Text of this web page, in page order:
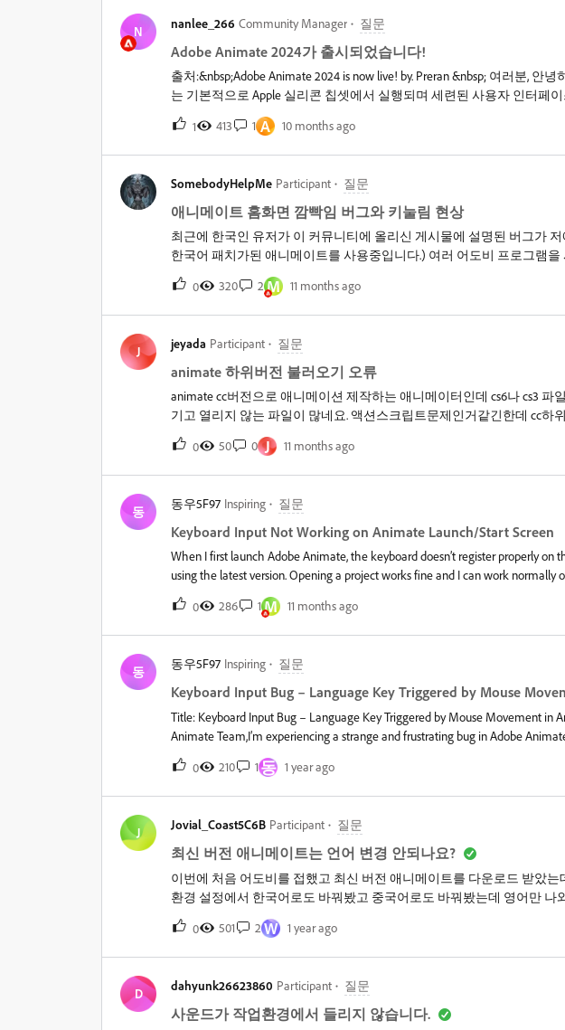
애플리케이션의 적극적인 개발 우선순위를 낮추는 경우, 해당 애플리케
는 유지보수 모드로 전환하는 방식을 취합니다. 유지보수 모드에서는 애
으며 보안 및 버그 수정은 계속 제공되지만 새로운 기능은 추가되지 않
아가 제품 판매를 중단하기로 결정한다면, 커뮤니티와 긴밀히 협력하
준비 시간을 제공하고, 커뮤니티가 콘텐츠에 장기적으로 계속 접근할
다. Adobe Animate의 현재 상태Adobe Animate는 유지보수 모드에 들어갔
내해 드린 Adobe Animate의 상태, 일정 및 이용 가능 여부에 대한 내용과
고객 모두에게 계속해서 제공될 예정입니다 . 장기적인 콘텐츠/파일 접근
N
nanlee_266 Community Manager 질문
Adobe Animate 2024가 출시되었습니다!
출처:&nbsp;Adobe Animate 2024 is now live! by. Preran &nbsp; 여러분, 안
는 기본적으로 Apple 실리콘 칩셋에서 실행되며 세련된 사용자 인터페이스와 함께 제공됩니다.&nbsp; 중
요한 버그 수정, 안정성 개선 사항이 있으며 모든 사용자에게 권장됩니
다.https://helpx.adobe.com/kr/animate/release-notes.html &nbsp; 감사합니다
1 413 1 A 10 months ago
SomebodyHelpMe Participant 질문
애니메이트 홈화면 깜빡임 버그와 키눌림 현상
최근에 한국인 유저가 이 커뮤니티에 올리신 게시물에 설명된 버그가
한국어 패치가된 애니메이트를 사용중입니다.) 여러 어도비 프로그램을
만 버그가 발견됬습니다. 다른 프로그램과 비교하자면 포토샵, 일러스트
여 실행시키면 정상적으로 충돌하지않고 켜지지만 애니메이트는 클릭
터 바탕화면에 있는 모든앱 깜빡거리며 켜지고 애니메이트 홈화면에선
리얼 링크 광고에 깜빡임 버그가 생깁니다. 다른 버전으로 다시 설치해봐
고로 타블렛과 마우스전선을 다 빼봐도 이렇습니다.크랙버전이 아닌 정
래픽과 램도 사향이 높습니다. 정말 급합니다. 고칠 수 있는 방법이 없을
개인 정보가 삭제 되었습니다.&nbsp;
0 320 2 M 11 months ago
J
jeyada Participant 질문
animate 하위버전 불러오기 오류
animate cc버전으로 애니메이션 제작하는 애니메이터인데 cs6나 cs3 파
기고 열리지 않는 파일이 많네요. 액션스크립트문제인거같긴한데 cc하
잘 열렸는데 최근 업데이트된 상위버전들은 아예 안열리거나 하위버전
는 경우가 종종있네요. 하위버전도 잘 열리게 하는 팁 같은게 없을까요?
테이블(Turntable) 기능이 추가됐던데 animate에도 꼭 필요한 기능 같은
0 50 0 J 11 months ago
동
동우5F97 Inspiring 질문
Keyboard Input Not Working on Animate Launch/Start Screen
When I first launch Adobe Animate, the keyboard doesn’t register properly on
using the latest version. Opening a project works fine and I can work normally
keyboard input problem appears only on that first waiting/start screen. I’d
0
286 1 M 11 months ago
동
동우5F97 Inspiring 질문
Keyboard Input Bug – Language Key Triggered by Mouse
Title: Keyboard Input Bug – Language Key Triggered by Mouse Movement in
Animate Team,I’m experiencing a strange and frustrating bug in Adobe
keyboard input language changes automatically — as if the language switch
being pressed. However, my keyboard is functioning perfectly, and this issue
running.It doesn’t happen in any other software, so I believe the problem is
0 210 1동 1 year ago
J
Jovial_Coast5C6B Participant 질문
최신 버전 애니메이트는 언어 변경 안되나요?
이번에 처음 어도비를 접했고 최신 버전 애니메이트를 다운로드 받았
환경 설정에서 한국어로도 바꿔봤고 중국어로도 바꿔봤는데 영어만 나
0 501 2 W 1 year ago
D
dahyunk26623860 Participant 질문
사운드가 작업환경에서 들리지 않습니다.